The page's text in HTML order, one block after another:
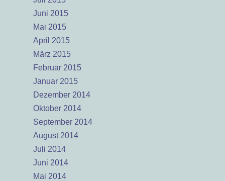
Juni 2015
Mai 2015
April 2015
März 2015
Februar 2015
Januar 2015
Dezember 2014
Oktober 2014
September 2014
August 2014
Juli 2014
Juni 2014
Mai 2014